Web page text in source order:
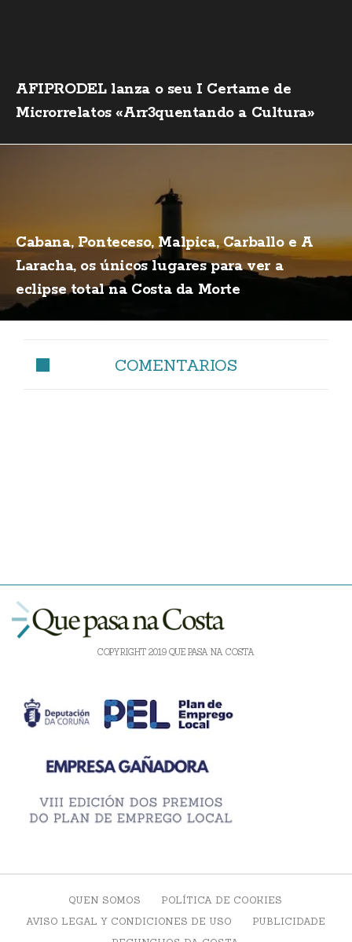
AFIPRODEL lanza o seu I Certame de
Microrrelatos «Arr3quentando a Cultura»
Cabana, Ponteceso, Malpica, Carballo e A
Laracha, os únicos lugares para ver a
eclipse total na Costa da Morte
COMENTARIOS
COPYRIGHT 2019 QUE PASA NA COSTA
QUEN SOMOS
POLÍTICA DE COOKIES
AVISO LEGAL Y CONDICIONES DE USO
PUBLICIDADE